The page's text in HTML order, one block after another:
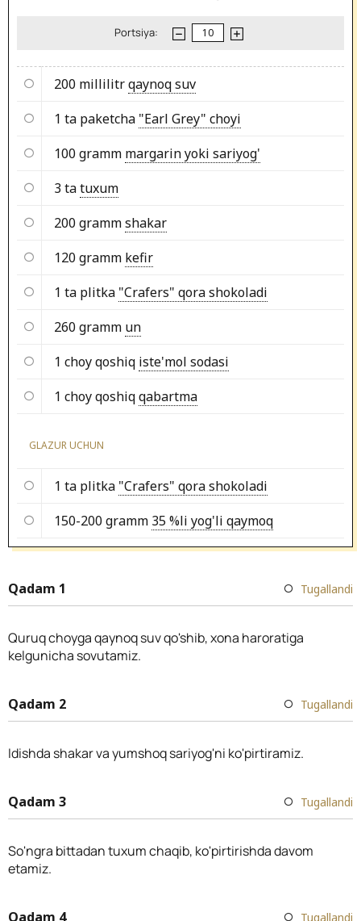
Portsiya:
200 millilitrqaynoq suv
1 ta paketcha "Earl Grey" choyi
100 gramm margarin yoki sariyog'
3 tatuxum
200 grammshakar
120 gramm kefir
1 ta plitka "Crafers" qora shokoladi
260 gramm un
1 choy qoshiq iste'mol sodasi
1 choy qoshiqqabartma
GLAZUR UCHUN
1 ta plitka "Crafers" qora shokoladi
150-200 gramm 35 %li yog'li qaymoq
Qadam 1 Tugallandi
Quruq choyga qaynoq suv qo'shib, xona haroratiga
kelgunicha sovutamiz.
Qadam 2 Tugallandi
Idishda shakar va yumshoq sariyog'ni ko'pirtiramiz.
Qadam 3 Tugallandi
So'ngra bittadan tuxum chaqib, ko'pirtirishda davom
etamiz.
Qadam 4 Tugallandi